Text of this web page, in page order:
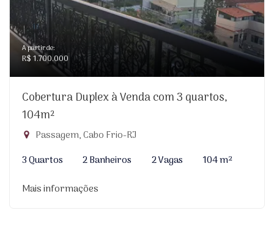
A partir de:
R$ 1.700.000
Cobertura Duplex à Venda com 3 quartos,
104m²
Passagem, Cabo Frio-RJ
3 Quartos
2 Banheiros 2 Vagas
104 m²
Mais informações